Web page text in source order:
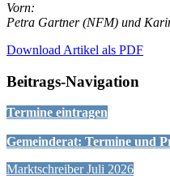
Vorn:
Petra Gartner (NFM) und
Download Artikel als PDF
Beitrags-Navigation
Termine eintragen
Gemeinderat: Termine und
Marktschreiber Juli 2026